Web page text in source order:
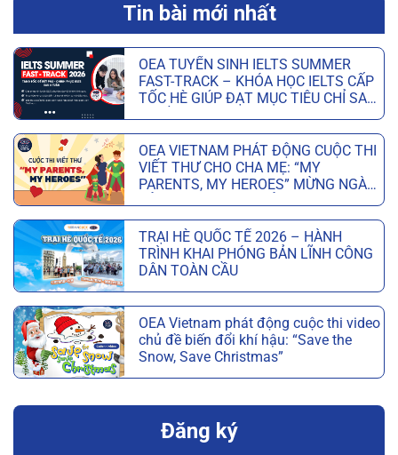
Tin bài mới nhất
OEA TUYỂN SINH IELTS SUMMER
FAST-TRACK – KHÓA HỌC IELTS CẤP
TỐC HÈ GIÚP ĐẠT MỤC TIÊU CHỈ SAU
OEA VIETNAM PHÁT ĐỘNG CUỘC THI
VIẾT THƯ CHO CHA MẸ: “MY
PARENTS, MY HEROES” MỪNG NGÀY
TRẠI HÈ QUỐC TẾ 2026 – HÀNH
TRÌNH KHAI PHÓNG BẢN LĨNH CÔNG
DÂN TOÀN CẦU
OEA Vietnam phát động cuộc thi video
chủ đề biến đổi khí hậu: “Save the
Snow, Save Christmas”
Đăng ký